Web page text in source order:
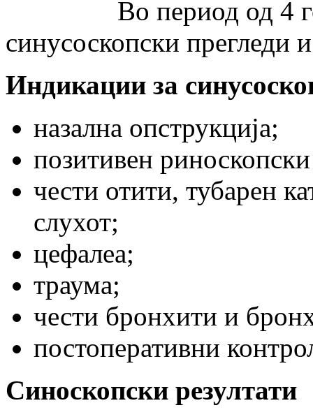
Во период од 4
синусоскопски прегледи
Индикации за
назална опструкција;
позитивен
чести отити, тубарен
слухот;
цефалеа;
траума;
чести бронхити и
постоперативни
Синоскопски резултати